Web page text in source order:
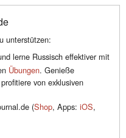
unterstützen:
lerne Russisch effektiver mit
Übungen. Genieße
von exklusiven
(Shop, Apps: iOS,